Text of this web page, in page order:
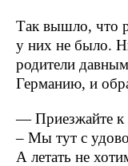
Так вышло, что
у них не было.
родители
Германию, и
— Приезжайте к
– Мы тут с
А летать не